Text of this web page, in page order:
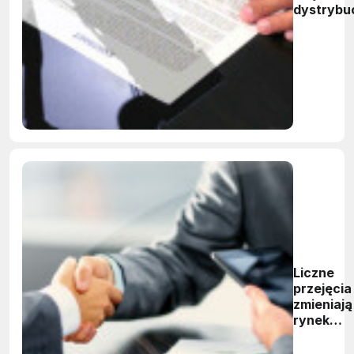
Liczne
przejęcia
zmieniają
rynek